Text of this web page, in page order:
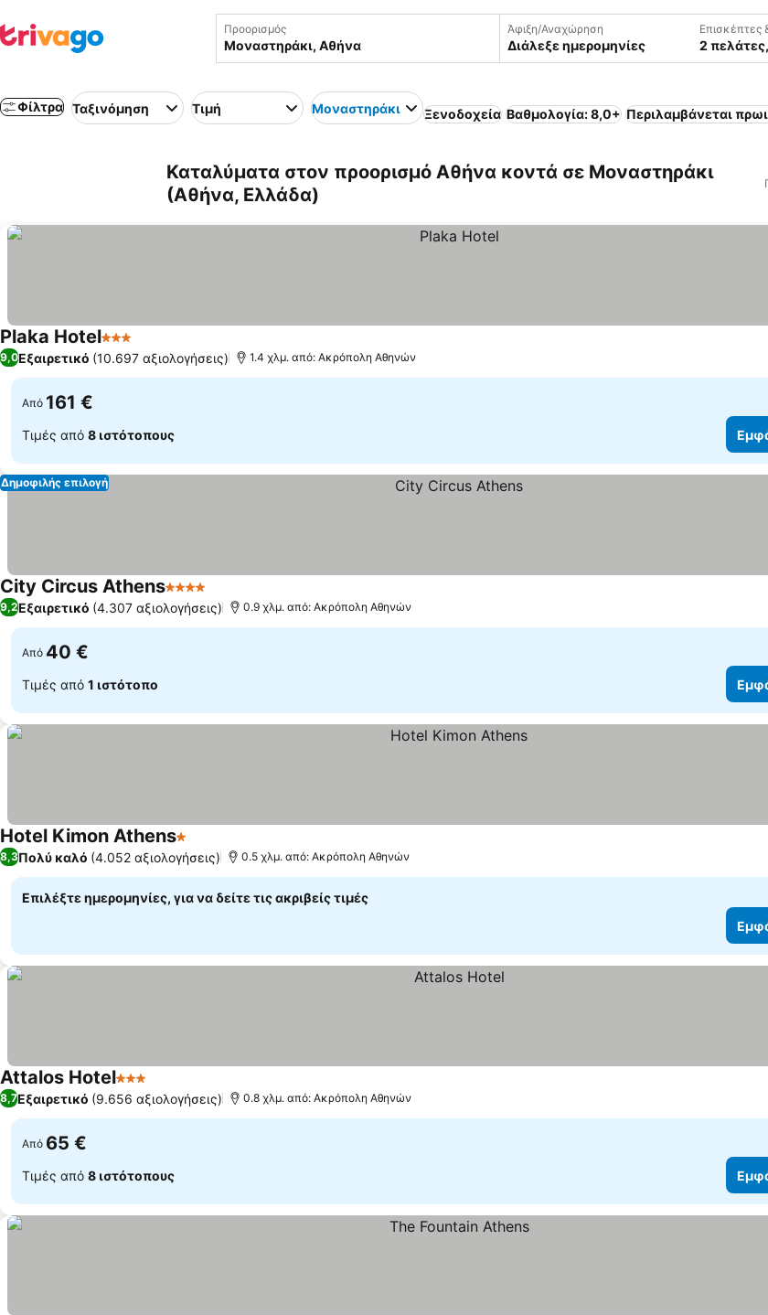
Προορισμός Άφιξη/Αναχώρηση
Διάλεξε ημερομηνίες
Επισκέπτες
2
Φίλτρα Ταξινόμηση Τιμή Μοναστηράκι Ξενοδοχεία Βαθμολογία: 8,0+ Περιλαμβάνεται
Καταλύματα στον προορισμό Αθήνα κοντά σε Μοναστηράκι
(Αθήνα, Ελλάδα)
Plaka Hotel3 ΑστέριαΕμφάνιση τιμών
9,0Εξαιρετικό (10.697 αξιολογήσεις) 1.4 χλμ. από: Ακρόπολη Αθηνών
Από 161 €
Τιμές από 8 ιστότοπους
Δημοφιλής επιλογή
City Circus Athens4 ΑστέριαΕμφάνιση τιμών
9,2Εξαιρετικό (4.307 αξιολογήσεις) 0.9 χλμ. από: Ακρόπολη Αθηνών
Από 40 €
Τιμές από 1 ιστότοπο
Hotel Kimon Athens1 Αστέρια
Εμφάνιση τιμών
8,3Πολύ καλό (4.052 αξιολογήσεις) 0.5 χλμ. από: Ακρόπολη Αθηνών
Επιλέξτε ημερομηνίες, για να δείτε τις ακριβείς τιμές
Attalos Hotel3 ΑστέριαΕμφάνιση τιμών
8,7Εξαιρετικό (9.656 αξιολογήσεις) 0.8 χλμ. από: Ακρόπολη Αθηνών
Από 65 €
Τιμές από 8 ιστότοπους